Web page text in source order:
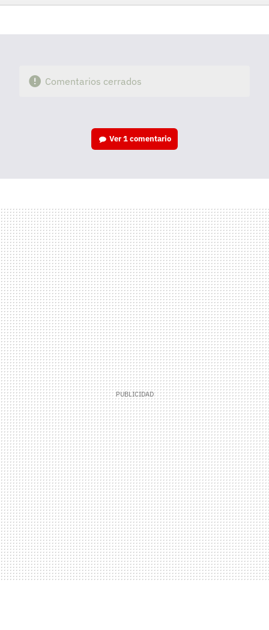
FacebookTwitterFlipboard
E-
Whatsapp
Comentarios cerrados
Ver1 comentario